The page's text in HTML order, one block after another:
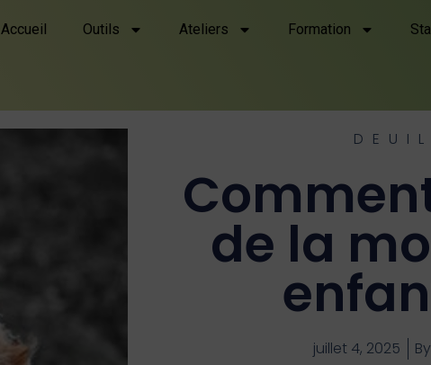
Accueil Outils Ateliers Formation
DEUIL
de la
juillet 4, 2025 By